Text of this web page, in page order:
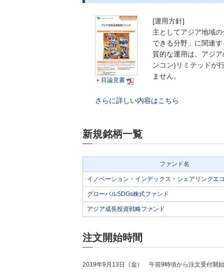
 目論見書
[運用方針]
主としてアジア地域
できる分野」に関連
質的な運用は、アジ
ンコン)リミテッドが
ません。
さらに詳しい内容はこちら
新規銘柄一覧
ファンド名
イノベーション・インデックス・シェアリングエ
グローバルSDGs株式ファンド
アジア成長投資戦略ファンド
注文開始時間
2019年9月13日（金） 午前9時頃から注文受付開始